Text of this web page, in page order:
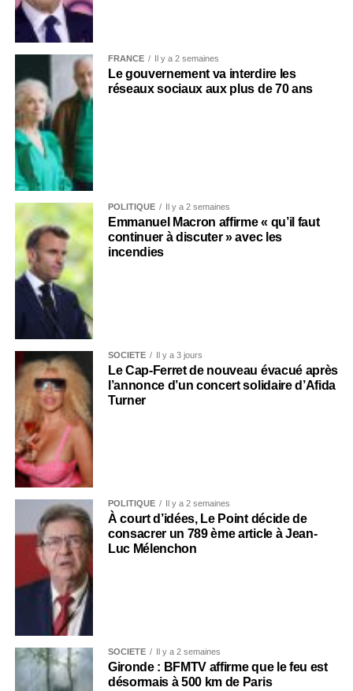
FRANCE Il y a 2 semaines
Le gouvernement va interdire les
réseaux sociaux aux plus de 70 ans
POLITIQUE Il y a 2 semaines
Emmanuel Macron affirme « qu’il faut
continuer à discuter » avec les
incendies
SOCIÉTÉ Il y a 3 jours
Le Cap-Ferret de nouveau évacué après
l’annonce d’un concert solidaire d’Afida
Turner
POLITIQUE Il y a 2 semaines
À court d’idées, Le Point décide de
consacrer un 789 ème article à Jean-
Luc Mélenchon
SOCIÉTÉ Il y a 2 semaines
Gironde : BFMTV affirme que le feu est
désormais à 500 km de Paris